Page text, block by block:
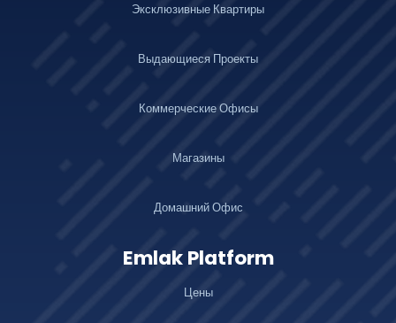
Эксклюзивные Квартиры
Выдающиеся Проекты
Коммерческие Офисы
Магазины
Домашний Офис
Emlak Platform
Цены